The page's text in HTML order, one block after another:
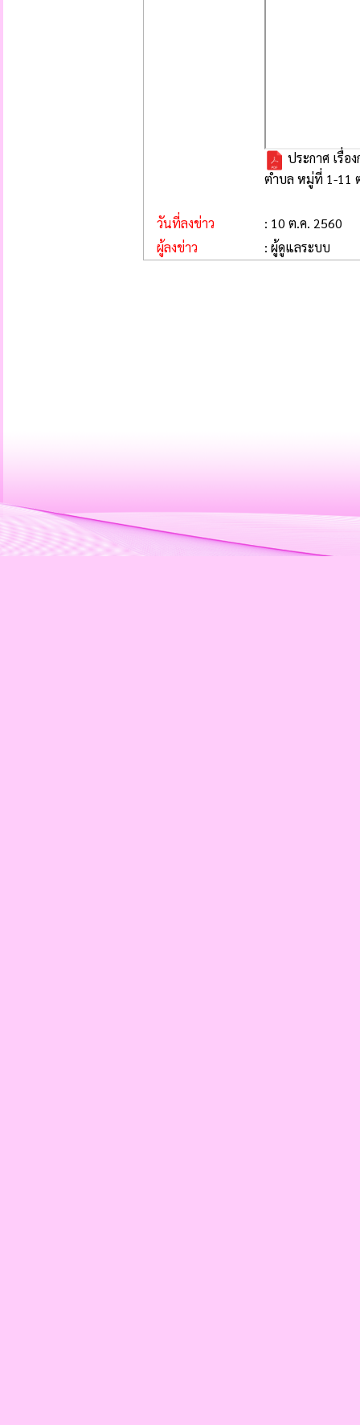
ประกาศ เรื่อ
ตำบล หมู่ที่ 1-11
วันที่ลงข่าว
: 10 ต.ค. 2560
ผู้ลงข่าว
: ผู้ดูแลระบบ